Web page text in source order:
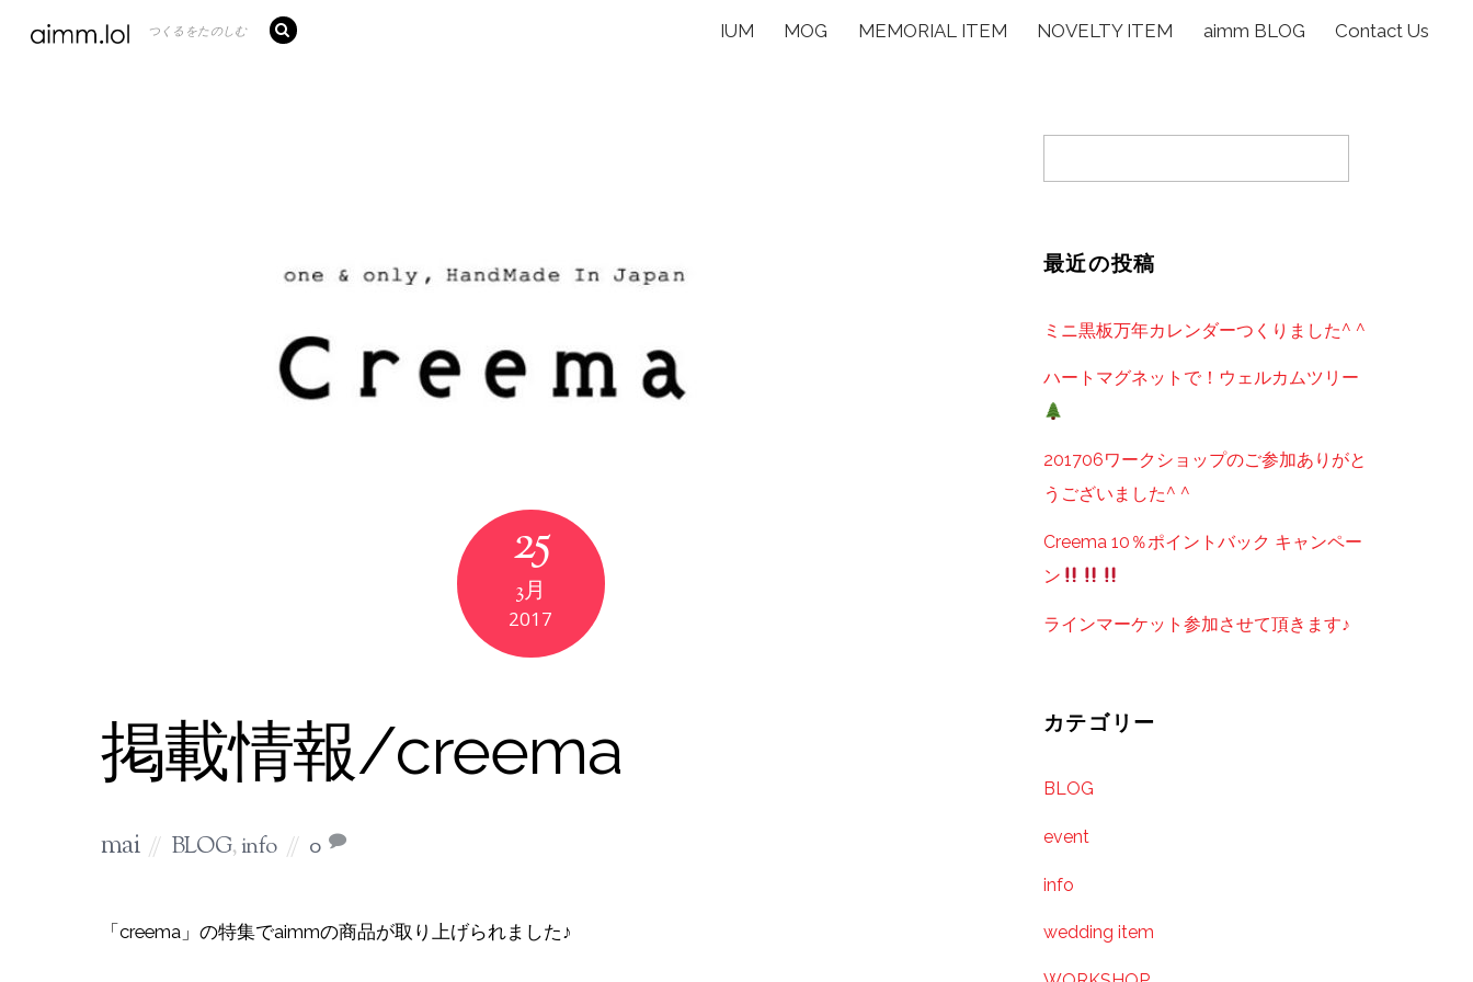
つくるをたのしむ IUM MOG MEMORIAL ITEM NOVELTY ITEM aimm BLOG Contact Us
25
3月
2017
掲載情報/creema
mai BLOG,info 0
「creema」の特集でaimmの商品が取り上げられました♪
最近の投稿
ミニ黒板万年カレンダーつくりました^ ^
ハートマグネットで！ウェルカムツリー
201706ワークショップのご参加ありがと
うございました^ ^
Creema 10％ポイントバック キャンペー
ン
ラインマーケット参加させて頂きます♪
カテゴリー
BLOG
event
info
wedding item